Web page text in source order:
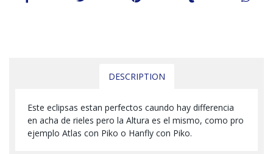
DESCRIPTION
Este eclipsas estan perfectos caundo hay differencia
en acha de rieles pero la Altura es el mismo, como pro
ejemplo Atlas con Piko o Hanfly con Piko.